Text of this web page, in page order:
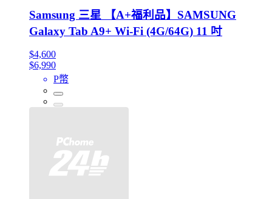
Samsung 三星 【A+福利品】SAMSUNG
Galaxy Tab A9+ Wi-Fi (4G/64G) 11 吋
$4,600
$6,990
P幣